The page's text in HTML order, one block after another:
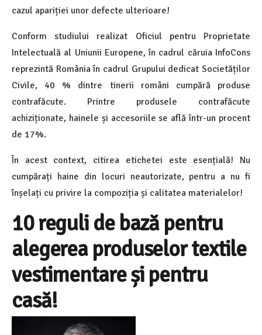
cazul apariției unor defecte ulterioare!
Conform studiului realizat Oficiul pentru Proprietate
Intelectuală al Uniunii Europene, în cadrul căruia InfoCons
reprezintă România în cadrul Grupului dedicat Societăților
Civile, 40 % dintre tinerii români cumpără produse
contrafăcute. Printre produsele contrafăcute
achiziționate, hainele și accesoriile se află într-un procent
de 17%.
În acest context, citirea etichetei este esențială! Nu
cumpărați haine din locuri neautorizate, pentru a nu fi
înșelați cu privire la compoziția și calitatea materialelor!
10 reguli de bază pentru
alegerea produselor textile
vestimentare și pentru
casă!